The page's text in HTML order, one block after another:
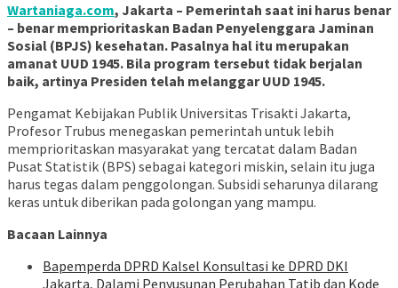
Wartaniaga.com, Jakarta – Pemerintah saat ini harus benar
– benar memprioritaskan Badan Penyelenggara Jaminan
Sosial (BPJS) kesehatan. Pasalnya hal itu merupakan
amanat UUD 1945. Bila program tersebut tidak berjalan
baik, artinya Presiden telah melanggar UUD 1945.
Pengamat Kebijakan Publik Universitas Trisakti Jakarta,
Profesor Trubus menegaskan pemerintah untuk lebih
memprioritaskan masyarakat yang tercatat dalam Badan
Pusat Statistik (BPS) sebagai kategori miskin, selain itu juga
harus tegas dalam penggolongan. Subsidi seharunya dilarang
keras untuk diberikan pada golongan yang mampu.
Bacaan Lainnya
Bapemperda DPRD Kalsel Konsultasi ke DPRD DKI
Jakarta, Dalami Penyusunan Perubahan Tatib dan Kode